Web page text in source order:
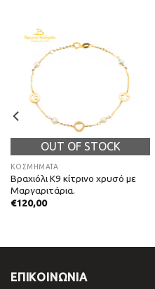
OUT OF STOCK
ΚΟΣΜΗΜΑΤΑ
Βραχιόλι Κ9 κίτρινο χρυσό με
Μαργαριτάρια.
€120,00
ΕΠΙΚΟΙΝΩΝΊΑ